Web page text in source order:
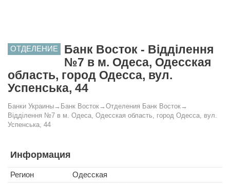
ОТДЕЛЕНИЕ
Банк Восток - Відділення
№7 в м. Одеса, Одесская
область, город Одесса, вул.
Успенська, 44
Банки Украины→ Банк Восток→ Отделения Банк Восток→
Відділення №7 в м. Одеса, Одесская область, город Одесса, вул.
Успенська, 44
Информация
Регион
Одесская